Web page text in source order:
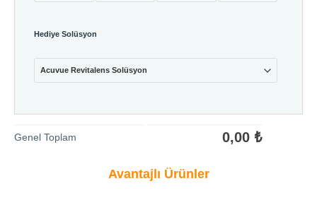
Hediye Solüsyon
Genel Toplam 0,00 ₺
Avantajlı Ürünler